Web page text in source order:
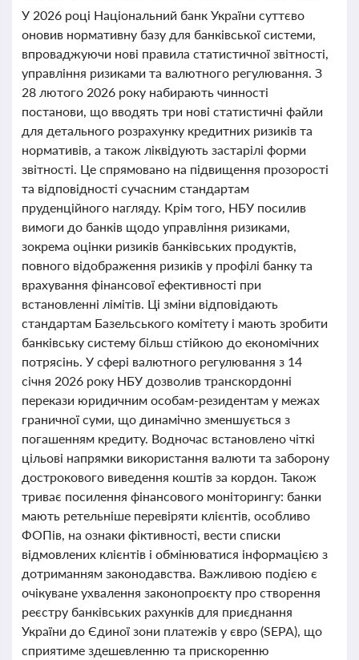
У 2026 році Національний банк України суттєво
оновив нормативну базу для банківської системи,
впроваджуючи нові правила статистичної звітності,
управління ризиками та валютного регулювання. З
28 лютого 2026 року набирають чинності
постанови, що вводять три нові статистичні файли
для детального розрахунку кредитних ризиків та
нормативів, а також ліквідують застарілі форми
звітності. Це спрямовано на підвищення прозорості
та відповідності сучасним стандартам
пруденційного нагляду. Крім того, НБУ посилив
вимоги до банків щодо управління ризиками,
зокрема оцінки ризиків банківських продуктів,
повного відображення ризиків у профілі банку та
врахування фінансової ефективності при
встановленні лімітів. Ці зміни відповідають
стандартам Базельського комітету і мають зробити
банківську систему більш стійкою до економічних
потрясінь. У сфері валютного регулювання з 14
січня 2026 року НБУ дозволив транскордонні
перекази юридичним особам-резидентам у межах
граничної суми, що динамічно зменшується з
погашенням кредиту. Водночас встановлено чіткі
цільові напрямки використання валюти та заборону
дострокового виведення коштів за кордон. Також
триває посилення фінансового моніторингу: банки
мають ретельніше перевіряти клієнтів, особливо
ФОПів, на ознаки фіктивності, вести списки
відмовлених клієнтів і обмінюватися інформацією з
дотриманням законодавства. Важливою подією є
очікуване ухвалення законопроєкту про створення
реєстру банківських рахунків для приєднання
України до Єдиної зони платежів у євро (SEPA), що
сприятиме здешевленню та прискоренню